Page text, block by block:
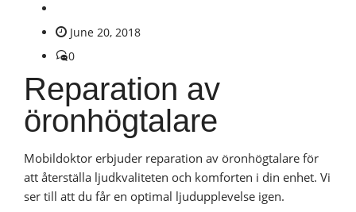
June 20, 2018
0
Reparation av
öronhögtalare
Mobildoktor erbjuder reparation av öronhögtalare för
att återställa ljudkvaliteten och komforten i din enhet. Vi
ser till att du får en optimal ljudupplevelse igen.